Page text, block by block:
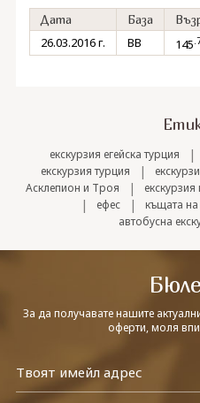
Дата База
26.03.2016 г. BB 145
екскурзия егейска турция |
екскурзия турция |
Асклепион и Троя |
| ефес | къщата
автобусна
За да получавате нашите
оферти, моля